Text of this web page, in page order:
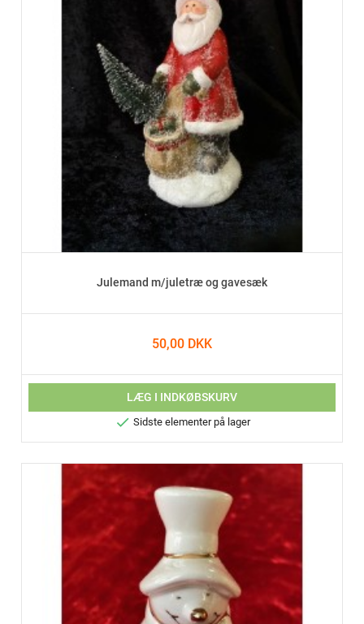
Julemand m/juletræ og gavesæk
50,00 DKK
LÆG I INDKØBSKURV
 Sidste elementer på lager